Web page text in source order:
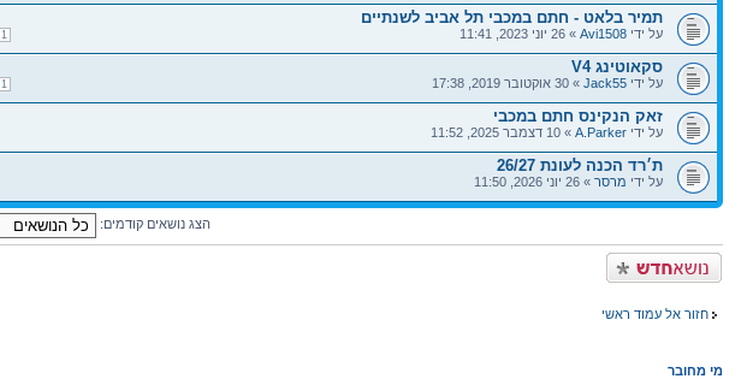
תמיר בלאט - חתם במכבי תל אביב לשנתיים
1 על ידי Avi1508 » 26 יוני 2023, 11:41
סקאוטינג V4
1 על ידי Jack55 » 30 אוקטובר 2019, 17:38
זאק הנקינס חתם במכבי
על ידי A.Parker » 10 דצמבר 2025, 11:52
ת׳רד הכנה לעונת 26/27
על ידי מרסר » 26 יוני 2026, 11:50
הצג נושאים קודמים:
פרסם נושא חדש
חזור אל עמוד ראשי
מי מחובר